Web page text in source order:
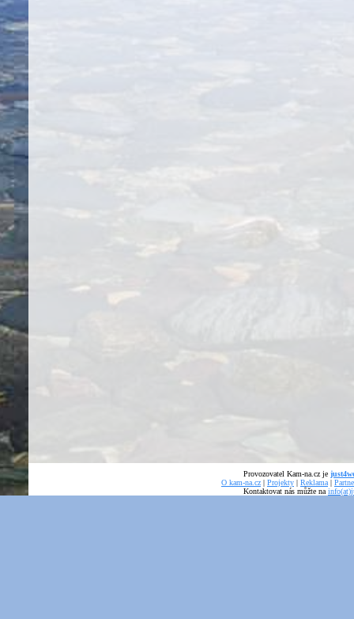
Provozovatel Kam-na.cz je
O kam-na.cz | Projekty | Reklama |
Kontaktovat nás můžte na